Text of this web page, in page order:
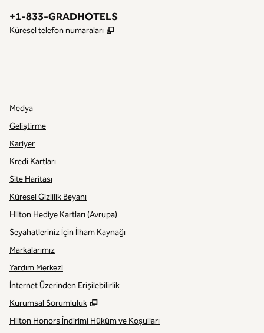
Telefon:
+1-833-GRADHOTELS
Küresel telefon numaraları ,
Medya
Geliştirme
Kariyer
Kredi Kartları
Site Haritası
Küresel Gizlilik Beyanı
Hilton Hediye Kartları (Avrupa)
Seyahatleriniz İçin İlham Kaynağı
Markalarımız
Yardım Merkezi
İnternet Üzerinden Erişilebilirlik
Kurumsal Sorumluluk
,
Hilton Honors İndirimi Hüküm ve Koşulları